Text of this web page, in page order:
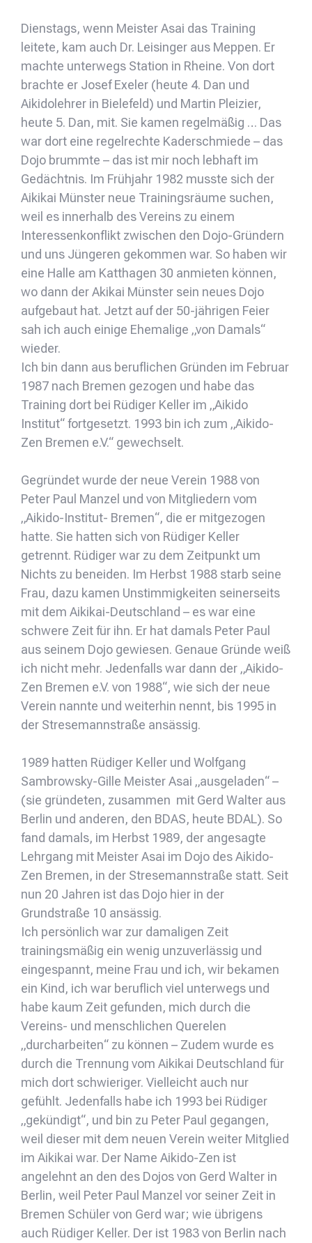
Dienstags, wenn Meister Asai das Training
leitete, kam auch Dr. Leisinger aus Meppen. Er
machte unterwegs Station in Rheine. Von dort
brachte er Josef Exeler (heute 4. Dan und
Aikidolehrer in Bielefeld) und Martin Pleizier,
heute 5. Dan, mit. Sie kamen regelmäßig … Das
war dort eine regelrechte Kaderschmiede – das
Dojo brummte – das ist mir noch lebhaft im
Gedächtnis. Im Frühjahr 1982 musste sich der
Aikikai Münster neue Trainingsräume suchen,
weil es innerhalb des Vereins zu einem
Interessenkonflikt zwischen den Dojo-Gründern
und uns Jüngeren gekommen war. So haben wir
eine Halle am Katthagen 30 anmieten können,
wo dann der Akikai Münster sein neues Dojo
aufgebaut hat. Jetzt auf der 50-jährigen Feier
sah ich auch einige Ehemalige „von Damals“
wieder.
Ich bin dann aus beruflichen Gründen im Februar
1987 nach Bremen gezogen und habe das
Training dort bei Rüdiger Keller im „Aikido
Institut“ fortgesetzt. 1993 bin ich zum „Aikido-
Zen Bremen e.V.“ gewechselt.
Gegründet wurde der neue Verein 1988 von
Peter Paul Manzel und von Mitgliedern vom
„Aikido-Institut- Bremen“, die er mitgezogen
hatte. Sie hatten sich von Rüdiger Keller
getrennt. Rüdiger war zu dem Zeitpunkt um
Nichts zu beneiden. Im Herbst 1988 starb seine
Frau, dazu kamen Unstimmigkeiten seinerseits
mit dem Aikikai-Deutschland – es war eine
schwere Zeit für ihn. Er hat damals Peter Paul
aus seinem Dojo gewiesen. Genaue Gründe weiß
ich nicht mehr. Jedenfalls war dann der „Aikido-
Zen Bremen e.V. von 1988“, wie sich der neue
Verein nannte und weiterhin nennt, bis 1995 in
der Stresemannstraße ansässig.
1989 hatten Rüdiger Keller und Wolfgang
Sambrowsky-Gille Meister Asai „ausgeladen“ –
(sie gründeten, zusammen mit Gerd Walter aus
Berlin und anderen, den BDAS, heute BDAL). So
fand damals, im Herbst 1989, der angesagte
Lehrgang mit Meister Asai im Dojo des Aikido-
Zen Bremen, in der Stresemannstraße statt. Seit
nun 20 Jahren ist das Dojo hier in der
Grundstraße 10 ansässig.
Ich persönlich war zur damaligen Zeit
trainingsmäßig ein wenig unzuverlässig und
eingespannt, meine Frau und ich, wir bekamen
ein Kind, ich war beruflich viel unterwegs und
habe kaum Zeit gefunden, mich durch die
Vereins- und menschlichen Querelen
„durcharbeiten“ zu können – Zudem wurde es
durch die Trennung vom Aikikai Deutschland für
mich dort schwieriger. Vielleicht auch nur
gefühlt. Jedenfalls habe ich 1993 bei Rüdiger
„gekündigt“, und bin zu Peter Paul gegangen,
weil dieser mit dem neuen Verein weiter Mitglied
im Aikikai war. Der Name Aikido-Zen ist
angelehnt an den des Dojos von Gerd Walter in
Berlin, weil Peter Paul Manzel vor seiner Zeit in
Bremen Schüler von Gerd war; wie übrigens
auch Rüdiger Keller. Der ist 1983 von Berlin nach